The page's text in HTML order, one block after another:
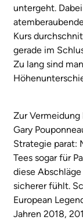
untergeht.
Kurs
gerade im
Zu lang sind
Zur
Gary
Strategie parat:
Tees sogar für
diese
sicherer fühlt.
European
Jahren 2018,